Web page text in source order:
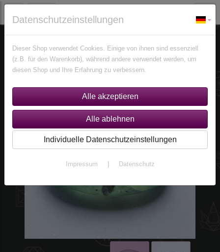
Edelsteine Prehnite
Datenschutzeinstellungen
Dieser Shop verwendet Cookies. Einige von ihnen sind essenziell
(z.B. für den Warenkorb), während andere verwendet werden, um
diesen Shop und Ihre Erfahrung zu verbessern.
Individuelle Datenschutzeinstellungen
Impressum Datenschutz